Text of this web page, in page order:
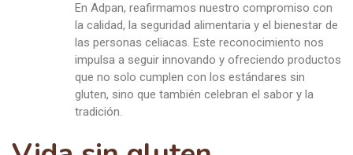
En Adpan, reafirmamos nuestro compromiso con
la calidad, la seguridad alimentaria y el bienestar de
las personas celiacas. Este reconocimiento nos
impulsa a seguir innovando y ofreciendo productos
que no solo cumplen con los estándares sin
gluten, sino que también celebran el sabor y la
tradición.